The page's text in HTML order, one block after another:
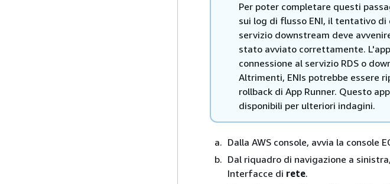
Per poter completare questi
sui log di flusso ENI, il tentativo di
servizio downstream deve
stato avviato correttamente.
connessione al servizio RDS o
Altrimenti, ENIs potrebbe essere
rollback di App Runner. Questo
disponibili per ulteriori indagini.
Dalla AWS console, avvia la console
Dal riquadro di navigazione a
Interfacce di rete.